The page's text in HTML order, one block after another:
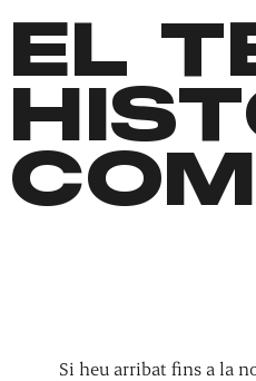
EL
Si heu arribat fins a la